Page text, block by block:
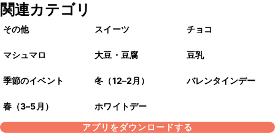
関連カテゴリ
その他 スイーツ チョコ
マシュマロ 大豆・豆腐 豆乳
季節のイベント 冬（12–2月） バレンタインデー
春（3–5月）
ホワイトデー
アプリをダウンロードする